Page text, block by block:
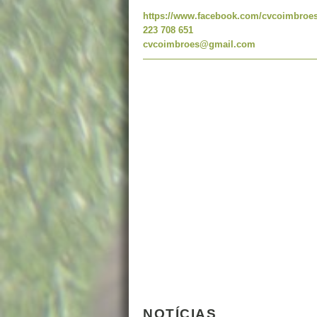
https://www.facebook.com/
223 708 651
cvcoimbroes@gmail.com
NOTÍCIAS